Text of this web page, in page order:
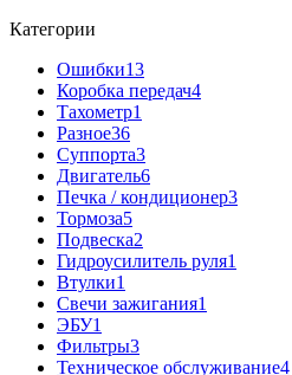
Категории
Ошибки13
Коробка передач4
Тахометр1
Разное36
Cуппорта3
Двигатель6
Печка / кондиционер3
Тормоза5
Подвеска2
Гидроусилитель руля1
Втулки1
Свечи зажигания1
ЭБУ1
Фильтры3
Техническое обслуживание4